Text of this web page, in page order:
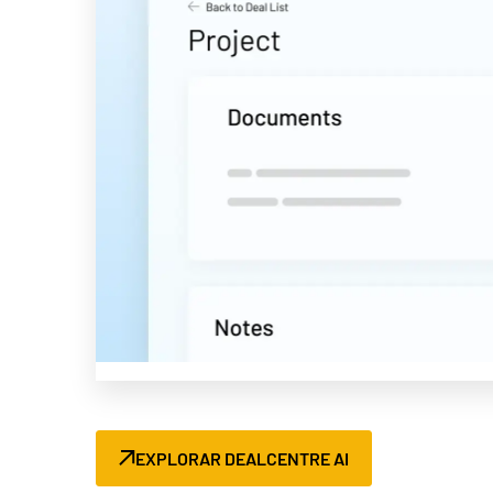
EXPLORAR DEALCENTRE AI